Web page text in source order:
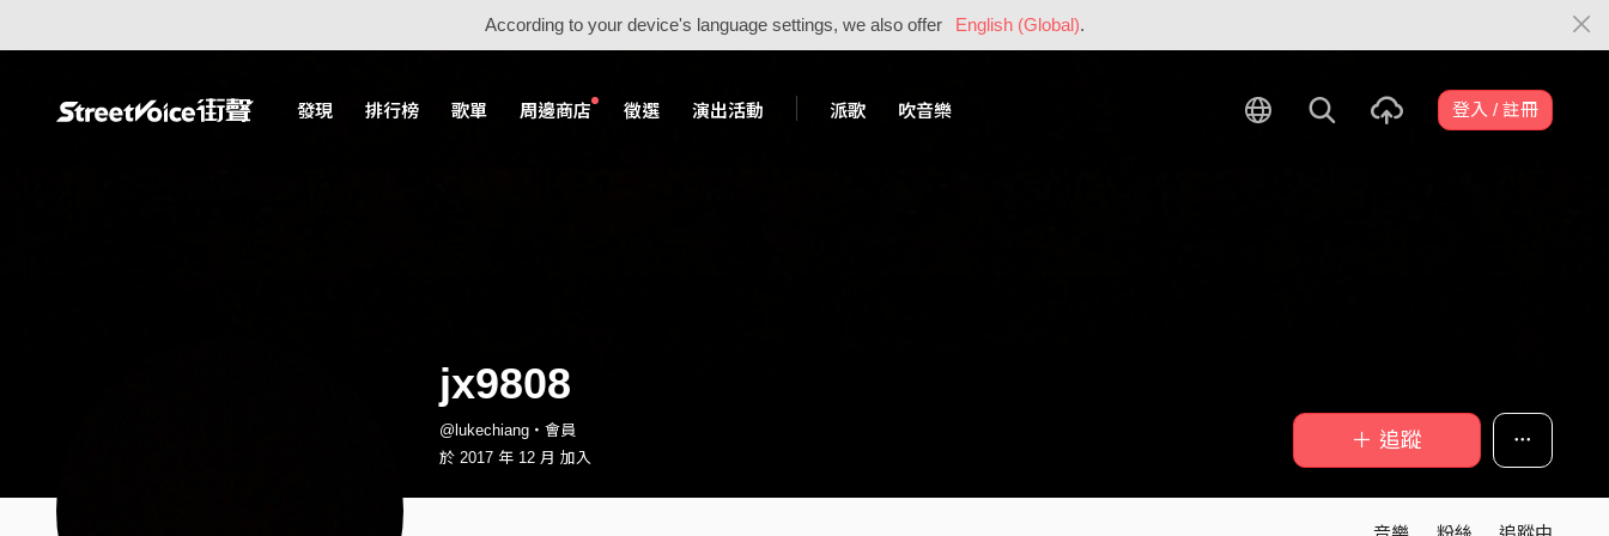
According to your device's language settings, we also offer English (Global).
發現 排行榜 歌單 周邊商店 徵選 演出活動 派歌 吹音樂 登入 / 註冊
jx9808
@lukechiang・會員
於 2017 年 12 月 加入
＋ 追蹤